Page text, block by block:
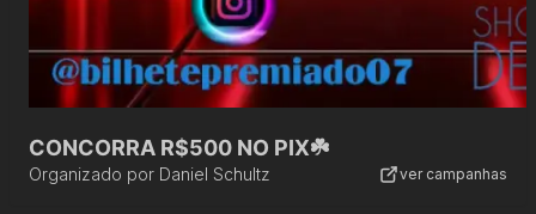
CONCORRA R$500 NO PIX☘️
Organizado por Daniel Schultz ver campanhas